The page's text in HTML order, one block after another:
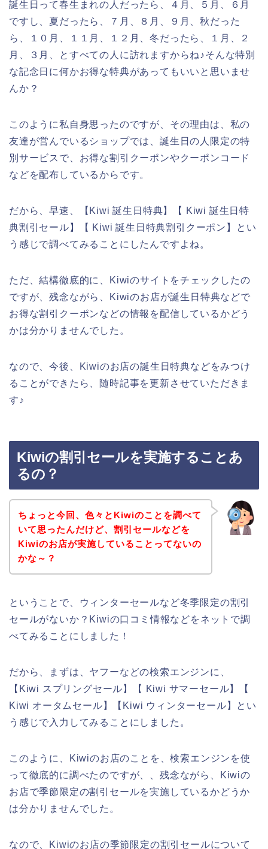
誕生日って春生まれの人だったら、４月、５月、６月
ですし、夏だったら、７月、８月、９月、秋だった
ら、１０月、１１月、１２月、冬だったら、１月、２
月、３月、とすべての人に訪れますからね♪そんな特別
な記念日に何かお得な特典があってもいいと思いませ
んか？
このように私自身思ったのですが、その理由は、私の
友達が営んでいるショップでは、誕生日の人限定の特
別サービスで、お得な割引クーポンやクーポンコード
などを配布しているからです。
だから、早速、【Kiwi 誕生日特典】【 Kiwi 誕生日特
典割引セール】【 Kiwi 誕生日特典割引クーポン】とい
う感じで調べてみることにしたんですよね。
ただ、結構徹底的に、Kiwiのサイトをチェックしたの
ですが、残念ながら、Kiwiのお店が誕生日特典などで
お得な割引クーポンなどの情報を配信しているかどう
かは分かりませんでした。
なので、今後、Kiwiのお店の誕生日特典などをみつけ
ることができたら、随時記事を更新させていただきま
す♪
Kiwiの割引セールを実施することあ
るの？
ちょっと今回、色々とKiwiのことを調べて
いて思ったんだけど、割引セールなどを
Kiwiのお店が実施していることってないの
かな～？
ということで、ウィンターセールなど冬季限定の割引
セールがないか？Kiwiの口コミ情報などをネットで調
べてみることにしました！
だから、まずは、ヤフーなどの検索エンジンに、
【Kiwi スプリングセール】【 Kiwi サマーセール】【
Kiwi オータムセール】【Kiwi ウィンターセール】とい
う感じで入力してみることにしました。
このように、Kiwiのお店のことを、検索エンジンを使
って徹底的に調べたのですが、、残念ながら、Kiwiの
お店で季節限定の割引セールを実施しているかどうか
は分かりませんでした。
なので、Kiwiのお店の季節限定の割引セールについて